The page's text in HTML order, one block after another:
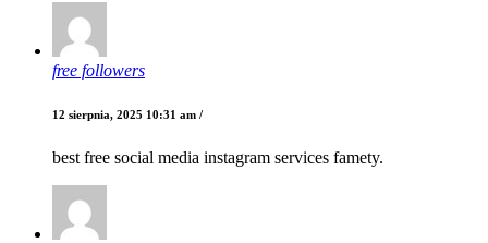
free followers
12 sierpnia, 2025 10:31 am /
best free social media instagram services famety.